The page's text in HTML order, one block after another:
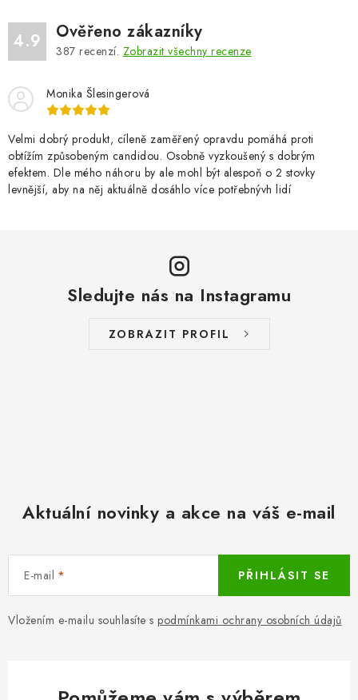
4.9 Ověřeno zákazníky
387 recenzí. Zobrazit všechny recenze
Monika Šlesingerová
Velmi dobrý produkt, cíleně zaměřený opravdu pomáhá proti
obtížím způsobeným candidou. Osobně vyzkoušený s dobrým
efektem. Dle mého náhoru by ale mohl být alespoň o 2 stovky
levnější, aby na něj aktuálně dosáhlo více potřebnývh lidí
Sledujte nás na Instagramu
ZOBRAZIT PROFIL
Aktuální novinky a akce na váš e-mail
E-mail
Vložením e-mailu souhlasíte s podmínkami ochrany osobních údajů
PŘIHLÁSIT SE